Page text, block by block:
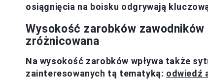
osiągnięcia na boisku odgrywają
Wysokość zarobków
zróżnicowana
Na wysokość zarobków wpływa także
zainteresowanych tą tematyką: odwiedź